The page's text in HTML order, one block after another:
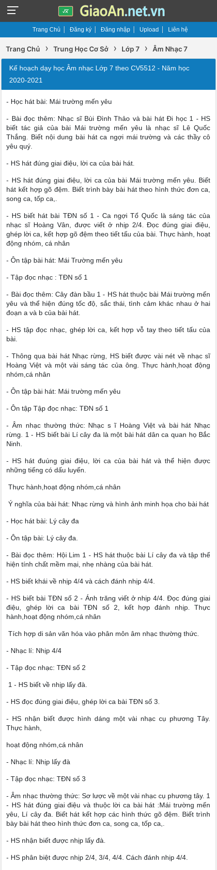
Trang Chủ Đăng ký Đăng nhập Upload Liên hệ
Trang Chủ › Trung Học Cơ Sở › Lớp 7 › Âm Nhạc 7
Kế hoạch dạy học Âm nhạc Lớp 7 theo CV5512 - Năm học
2020-2021
- Học hát bài: Mái trường mến yêu
- Bài đọc thêm: Nhạc sĩ Bùi Đình Thảo và bài hát Đi học 1 - HS
biết tác giả của bài Mái trường mến yêu là nhạc sĩ Lê Quốc
Thắng. Biết nội dung bài hát ca ngợi mái trường và các thầy cô
yêu quý.
- HS hát đúng giai điệu, lời ca của bài hát.
- HS hát đúng giai điệu, lời ca của bài Mái trường mến yêu. Biết
hát kết hợp gõ đệm. Biết trình bày bài hát theo hình thức đơn ca,
song ca, tốp ca,.
- HS biết hát bài TĐN số 1 - Ca ngợi Tổ Quốc là sáng tác của
nhạc sĩ Hoàng Vân, được viết ở nhịp 2/4. Đọc đúng giai điệu,
ghép lời ca, kết hợp gõ đệm theo tiết tấu của bài. Thực hành, hoạt
động nhóm, cá nhân
- Ôn tập bài hát: Mái Trường mến yêu
- Tập đọc nhạc : TĐN số 1
- Bài đọc thêm: Cây đàn bầu 1 - HS hát thuộc bài Mái trường mến
yêu và thể hiện đúng tốc độ, sắc thái, tình cảm khác nhau ở hai
đoạn a và b của bài hát.
- HS tập đọc nhạc, ghép lời ca, kết hợp vỗ tay theo tiết tấu của
bài.
- Thông qua bài hát Nhạc rừng, HS biết được vài nét về nhạc sĩ
Hoàng Việt và một vài sáng tác của ông. Thực hành,hoạt động
nhóm,cá nhân
- Ôn tập bài hát: Mái trường mến yêu
- Ôn tập Tập đọc nhạc: TĐN số 1
- Âm nhạc thường thức: Nhạc s ĩ Hoàng Việt và bài hát Nhạc
rừng. 1 - HS biết bài Lí cây đa là một bài hát dân ca quan họ Bắc
Ninh.
- HS hát đuúng giai điệu, lời ca của bài hát và thể hiện được
những tiếng có dấu luyến.
Thực hành,hoạt động nhóm,cá nhân
Ý nghĩa của bài hát: Nhạc rừng và hình ảnh minh họa cho bài hát
- Học hát bài: Lý cây đa
- Ôn tập bài: Lý cây đa.
- Bài đọc thêm: Hội Lim 1 - HS hát thuộc bài Lí cây đa và tập thể
hiện tính chất mềm mại, nhẹ nhàng của bài hát.
- HS biết khái về nhịp 4/4 và cách đánh nhịp 4/4.
- HS biết bài TĐN số 2 - Ánh trăng viết ở nhịp 4/4. Đọc đúng giai
điệu, ghép lời ca bài TĐN số 2, kết hợp đánh nhịp. Thực
hành,hoạt động nhóm,cá nhân
Tích hợp di sản văn hóa vào phân môn âm nhạc thường thức.
- Nhạc lí: Nhịp 4/4
- Tập đọc nhạc: TĐN số 2
1 - HS biết về nhịp lấy đà.
- HS đọc đúng giai điệu, ghép lời ca bài TĐN số 3.
- HS nhận biết được hình dáng một vài nhạc cụ phương Tây.
Thực hành,
hoạt động nhóm,cá nhân
- Nhạc lí: Nhịp lấy đà
- Tập đọc nhạc: TĐN số 3
- Âm nhạc thường thức: Sơ lược về một vài nhạc cụ phương tây. 1
- HS hát đúng giai điệu và thuộc lời ca bài hát :Mái trường mến
yêu, Lí cây đa. Biết hát kết hợp các hình thức gõ đệm. Biết trình
bày bài hát theo hình thức đơn ca, song ca, tốp ca,.
- HS nhận biết được nhịp lấy đà.
- HS phân biệt được nhịp 2/4, 3/4, 4/4. Cách đánh nhịp 4/4.